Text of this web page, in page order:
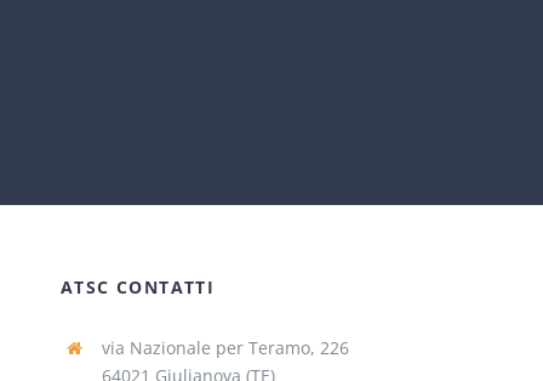
ATSC CONTATTI
via Nazionale per Teramo, 226
64021 Giulianova (TE)